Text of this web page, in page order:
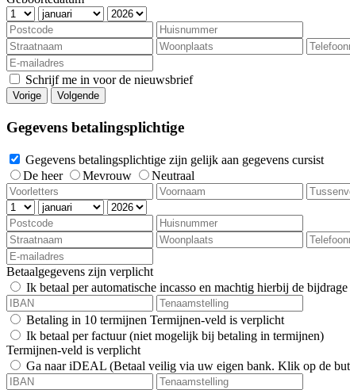
Schrijf me in voor de nieuwsbrief
Vorige Volgende
Gegevens betalingsplichtige
Gegevens betalingsplichtige zijn gelijk aan gegevens cursist
De heer
Mevrouw
Neutraal
Betaalgegevens zijn verplicht
Ik betaal per automatische incasso en machtig hierbij de
Betaling in 10 termijnen Termijnen-veld is verplicht
Ik betaal per factuur (niet mogelijk bij betaling in termijnen)
Termijnen-veld is verplicht
Ga naar iDEAL (Betaal veilig via uw eigen bank. Klik op de